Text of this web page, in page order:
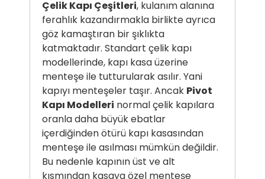
Çelik Kapı Çeşitleri, kulanım alanına
ferahlık kazandırmakla birlikte ayrıca
göz kamaştıran bir şıklıkta
katmaktadır. Standart çelik kapı
modellerinde, kapı kasa üzerine
menteşe ile tutturularak asılır. Yani
kapıyı menteşeler taşır. Ancak Pivot
Kapı Modelleri normal çelik kapılara
oranla daha büyük ebatlar
içerdiğinden ötürü kapı kasasından
menteşe ile asılması mümkün değildir.
Bu nedenle kapının üst ve alt
kısmından kasaya özel menteşe